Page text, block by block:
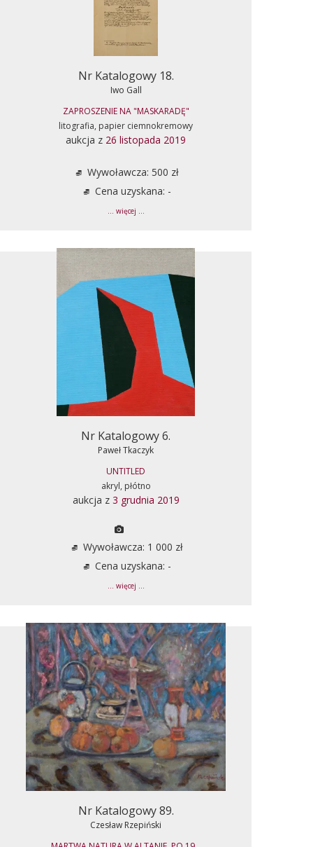
Nr Katalogowy 18.
Iwo Gall
ZAPROSZENIE NA "MASKARADĘ"
litografia, papier ciemnokremowy
aukcja z 26 listopada 2019
Wywoławcza: 500 zł
Cena uzyskana: -
... więcej ...
Nr Katalogowy 6.
Paweł Tkaczyk
UNTITLED
akryl, płótno
aukcja z 3 grudnia 2019
Wywoławcza: 1 000 zł
Cena uzyskana: -
... więcej ...
Nr Katalogowy 89.
Czesław Rzepiński